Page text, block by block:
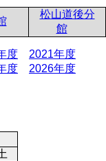
松山道後分
館
度
2021年度
度 2026年度